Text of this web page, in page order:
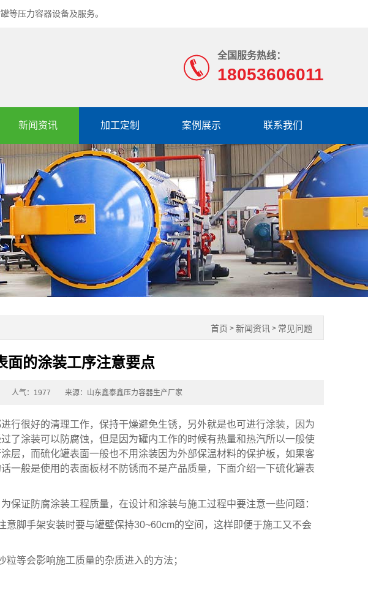
等压力容器设备及服务。
全国服务热线：
18053606011
新闻资讯 加工定制 案例展示 联系我们
首页 >新闻资讯 > 常见问题
面的涂装工序注意要点
人气：1977 来源：山东鑫泰鑫压力容器生产厂家
很好的清理工作，保持干燥避免生锈，另外就是也可进行涂装，因为
了涂装可以防腐蚀，但是因为罐内工作的时候有热量和热汽所以一般使
层，而硫化罐表面一般也不用涂装因为外部保温材料的保护板，如果客
一般是使用的表面板材不防锈而不是产品质量，下面介绍一下硫化罐表
证防腐涂装工程质量，在设计和涂装与施工过程中要注意一些问题：
脚手架安装时要与罐壁保持30~60cm的空间，这样即便于施工又不会
等会影响施工质量的杂质进入的方法；